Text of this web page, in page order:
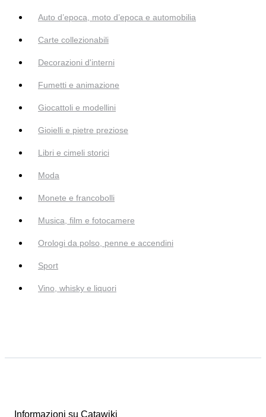
Auto d’epoca, moto d’epoca e automobilia
Carte collezionabili
Decorazioni d'interni
Fumetti e animazione
Giocattoli e modellini
Gioielli e pietre preziose
Libri e cimeli storici
Moda
Monete e francobolli
Musica, film e fotocamere
Orologi da polso, penne e accendini
Sport
Vino, whisky e liquori
Informazioni su Catawiki